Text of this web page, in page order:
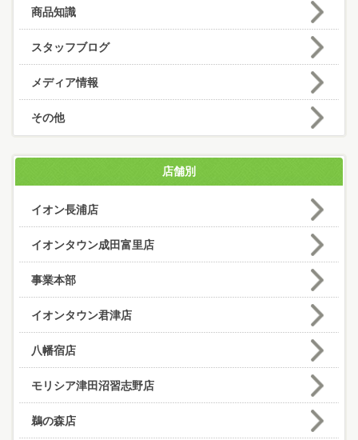
商品知識
スタッフブログ
メディア情報
その他
店舗別
イオン長浦店
イオンタウン成田富里店
事業本部
イオンタウン君津店
八幡宿店
モリシア津田沼習志野店
鵜の森店